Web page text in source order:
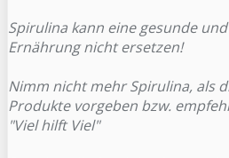
Spirulina kann eine gesunde
Ernährung nicht ersetzen!
Nimm nicht mehr Spirulina, als
Produkte vorgeben bzw.
"Viel hilft Viel"